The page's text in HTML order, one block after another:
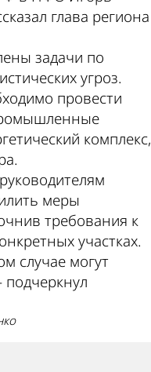
глава региона
задачи по
угроз.
провести
комплекс,
меры
требования к
участках.
случае могут
подчеркнул